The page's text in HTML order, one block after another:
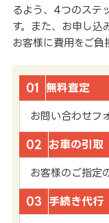
るよう、4つのステ
す。また、お申し込
お客様に費用をご負
01 無料査定
お問い合わせフ
02 お車の引取
お客様のご指定
03 手続き代行